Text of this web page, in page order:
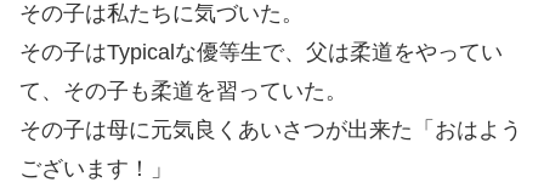
その子は私たちに気づいた。
その子はTypicalな優等生で、父は柔道をやってい
て、その子も柔道を習っていた。
その子は母に元気良くあいさつが出来た「おはよう
ございます！」